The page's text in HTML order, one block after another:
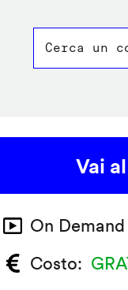
Vai
On Demand
Costo